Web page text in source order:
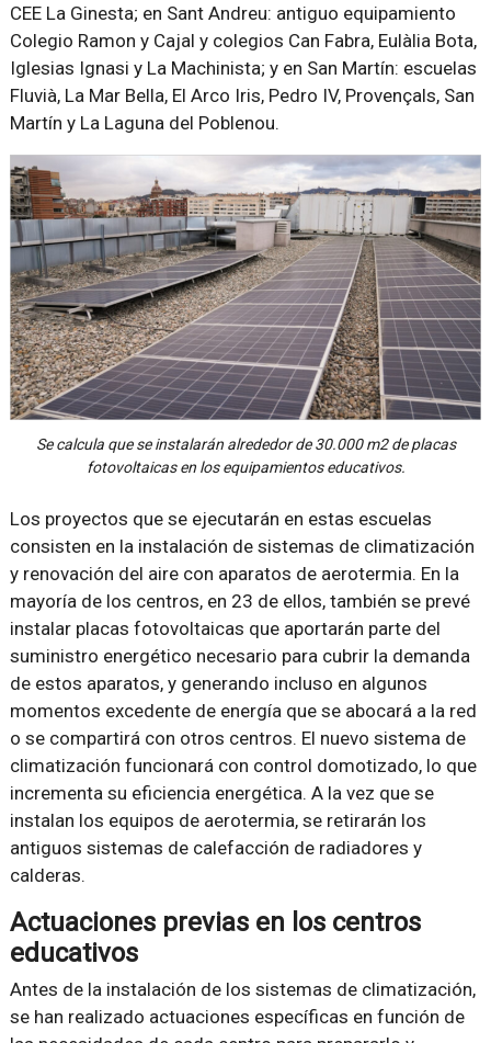
CEE La Ginesta; en Sant Andreu: antiguo equipamiento
Colegio Ramon y Cajal y colegios Can Fabra, Eulàlia Bota,
Iglesias Ignasi y La Machinista; y en San Martín: escuelas
Fluvià, La Mar Bella, El Arco Iris, Pedro IV, Provençals, San
Martín y La Laguna del Poblenou.
Se calcula que se instalarán alrededor de 30.000 m2 de placas
fotovoltaicas en los equipamientos educativos.
Los proyectos que se ejecutarán en estas escuelas
consisten en la instalación de sistemas de climatización
y renovación del aire con aparatos de aerotermia. En la
mayoría de los centros, en 23 de ellos, también se prevé
instalar placas fotovoltaicas que aportarán parte del
suministro energético necesario para cubrir la demanda
de estos aparatos, y generando incluso en algunos
momentos excedente de energía que se abocará a la red
o se compartirá con otros centros. El nuevo sistema de
climatización funcionará con control domotizado, lo que
incrementa su eficiencia energética. A la vez que se
instalan los equipos de aerotermia, se retirarán los
antiguos sistemas de calefacción de radiadores y
calderas.
Actuaciones previas en los centros
educativos
Antes de la instalación de los sistemas de climatización,
se han realizado actuaciones específicas en función de